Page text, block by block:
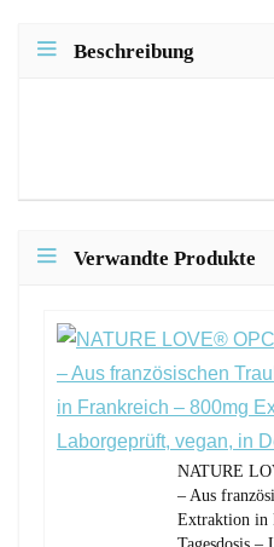
Beschreibung
Verwandte Produkte
NATURE
– Aus
Extraktion in